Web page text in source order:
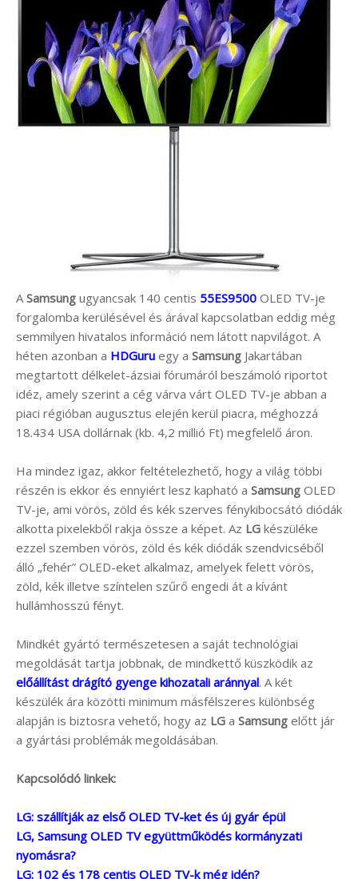
A Samsung ugyancsak 140 centis 55ES9500 OLED TV-je
forgalomba kerülésével és árával kapcsolatban eddig még
semmilyen hivatalos információ nem látott napvilágot. A
héten azonban a HDGuru egy a Samsung Jakartában
megtartott délkelet-ázsiai fórumáról beszámoló riportot
idéz, amely szerint a cég várva várt OLED TV-je abban a
piaci régióban augusztus elején kerül piacra, méghozzá
18.434 USA dollárnak (kb. 4,2 millió Ft) megfelelő áron.
Ha mindez igaz, akkor feltételezhető, hogy a világ többi
részén is ekkor és ennyiért lesz kapható a Samsung OLED
TV-je, ami vörös, zöld és kék szerves fénykibocsátó diódák
alkotta pixelekből rakja össze a képet. Az LG készüléke
ezzel szemben vörös, zöld és kék diódák szendvicséből
álló „fehér” OLED-eket alkalmaz, amelyek felett vörös,
zöld, kék illetve színtelen szűrő engedi át a kívánt
hullámhosszú fényt.
Mindkét gyártó természetesen a saját technológiai
megoldását tartja jobbnak, de mindkettő küszködik az
előállítást drágító gyenge kihozatali aránnyal. A két
készülék ára közötti minimum másfélszeres különbség
alapján is biztosra vehető, hogy az LG a Samsung előtt jár
a gyártási problémák megoldásában.
Kapcsolódó linkek:
LG: szállítják az első OLED TV-ket és új gyár épül
LG, Samsung OLED TV együttműködés kormányzati
nyomásra?
LG: 102 és 178 centis OLED TV-k még idén?